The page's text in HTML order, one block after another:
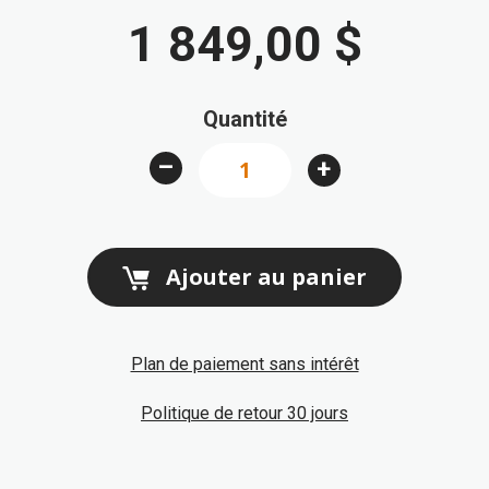
début
de
Galerie
1 849,00 $
Quantité
– +
Ajouter au panier
Plan de paiement sans intérêt
Politique de retour 30 jours